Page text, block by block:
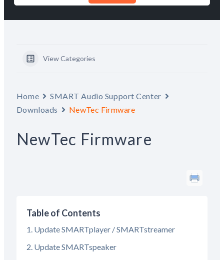
View Categories
Home
SMART Audio Support Center
Downloads
NewTec Firmware
NewTec Firmware
Table of Contents
Update SMARTplayer / SMARTstreamer
Update SMARTspeaker